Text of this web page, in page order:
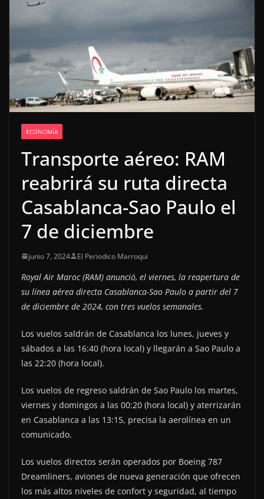
ECONOMÍA
Transporte aéreo: RAM
reabrirá su ruta directa
Casablanca-Sao Paulo el
7 de diciembre
junio 7, 2024 El Periodico Marroqui
Royal Air Maroc (RAM) anunció, el viernes, la reapertura de
su línea aérea directa Casablanca-Sao Paulo a partir del 7
de diciembre de 2024, con tres vuelos semanales.
Los vuelos saldrán de Casablanca los lunes, jueves y
sábados a las 16:40 (hora local) y llegarán a Sao Paulo a
las 22:20 (hora local).
Los vuelos de regreso saldrán de Sao Paulo los martes,
viernes y domingos a las 00:20 (hora local) y aterrizarán
en Casablanca a las 13:15, precisa la aerolínea en un
comunicado.
Los vuelos directos serán operados por Boeing 787
Dreamliners, aviones de nueva generación que ofrecen
los más altos niveles de confort y seguridad, al tiempo